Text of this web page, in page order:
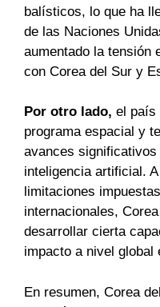
balísticos, lo que ha
de las Naciones
aumentado la tensión
con Corea del Sur y
Por otro lado, el país
programa espacial y
avances
inteligencia artificial.
limitaciones
internacionales,
desarrollar cierta
impacto a nivel global
En resumen, Corea